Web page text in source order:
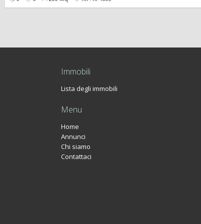
Immobili
Lista degli immobili
Menu
Home
Annunci
Chi siamo
Contattaci